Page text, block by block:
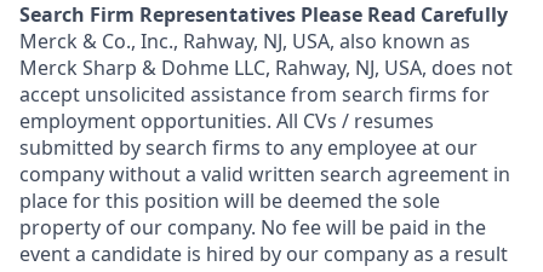
Search Firm Representatives Please Read Carefully
Merck & Co., Inc., Rahway, NJ, USA, also known as
Merck Sharp & Dohme LLC, Rahway, NJ, USA, does not
accept unsolicited assistance from search firms for
employment opportunities. All CVs / resumes
submitted by search firms to any employee at our
company without a valid written search agreement in
place for this position will be deemed the sole
property of our company. No fee will be paid in the
event a candidate is hired by our company as a result